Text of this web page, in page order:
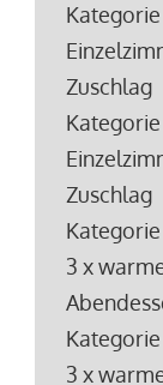
Zuschlag
Zuschlag
3 x
3 x